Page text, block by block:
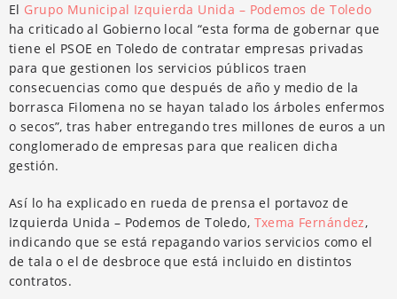
El Grupo Municipal Izquierda Unida – Podemos de Toledo
ha criticado al Gobierno local “esta forma de gobernar que
tiene el PSOE en Toledo de contratar empresas privadas
para que gestionen los servicios públicos traen
consecuencias como que después de año y medio de la
borrasca Filomena no se hayan talado los árboles enfermos
o secos”, tras haber entregando tres millones de euros a un
conglomerado de empresas para que realicen dicha
gestión.
Así lo ha explicado en rueda de prensa el portavoz de
Izquierda Unida – Podemos de Toledo, Txema Fernández,
indicando que se está repagando varios servicios como el
de tala o el de desbroce que está incluido en distintos
contratos.